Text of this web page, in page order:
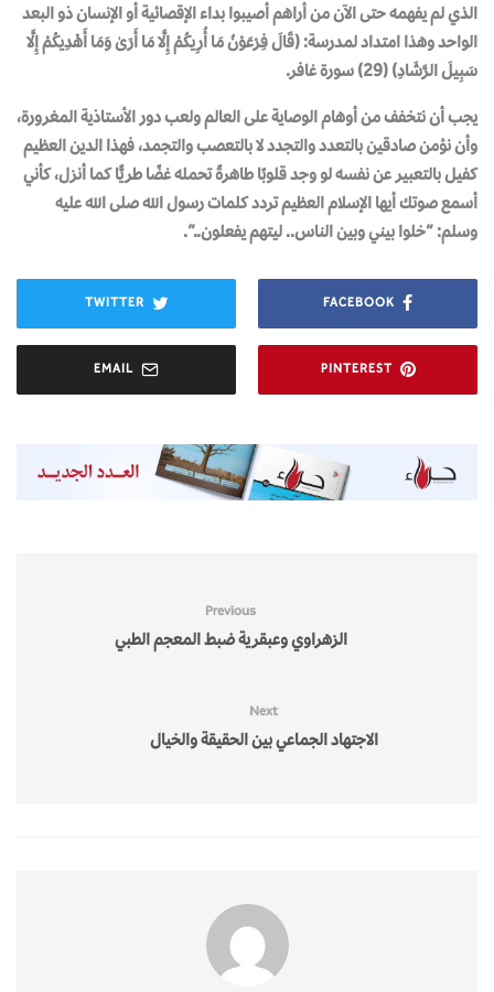
الذي لم يفهمه حتى الآن من أراهم أصيبوا بداء الإقصائية أو الإنسان ذو البعد
الواحد وهذا امتداد لمدرسة: (قَالَ فِرْعَوْنُ مَا أُرِيكُمْ إِلَّا مَا أَرَىٰ وَمَا أَهْدِيكُمْ إِلَّا
سَبِيلَ الرَّشَادِ) (29) سورة غافر.
يجب أن نتخفف من أوهام الوصاية على العالم ولعب دور الأستاذية المغرورة،
وأن نؤمن صادقين بالتعدد والتجدد لا بالتعصب والتجمد، فهذا الدين العظيم
كفيل بالتعبير عن نفسه لو وجد قلوبًا طاهرةً تحمله غضًا طريًّا كما أنزل، كأني
أسمع صوتك أيها الإسلام العظيم تردد كلمات رسول الله صلى الله عليه
وسلم: “خلوا بيني وبين الناس.. ليتهم يفعلون..”.
FACEBOOK
TWITTER
PINTEREST
EMAIL
Previous
الزهراوي وعبقرية ضبط المعجم الطبي
Next
الاجتهاد الجماعي بين الحقيقة والخيال